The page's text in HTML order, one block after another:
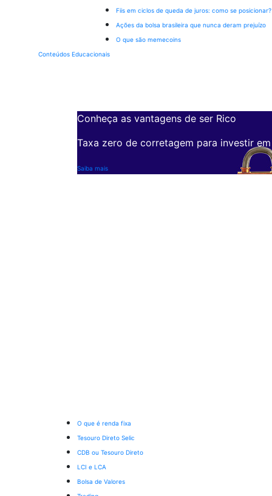
Fiis em ciclos de queda de juros: como se posicionar?
Ações da bolsa brasileira que nunca deram prejuízo
O que são memecoins
Conteúdos Educacionais
Conheça as vantagens de ser Rico
Taxa zero de corretagem para investir
Saiba mais
O que é renda fixa
Tesouro Direto Selic
CDB ou Tesouro Direto
LCI e LCA
Bolsa de Valores